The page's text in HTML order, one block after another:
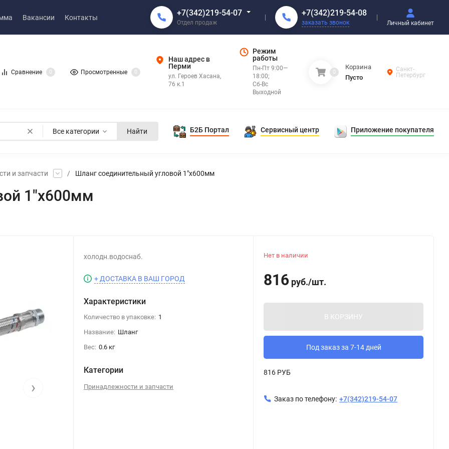
Вакансии Контакты +7(342)219-54-07
Отдел продаж
+7(342)219-54-08
заказать звонок Личный кабинет
Сравнение 0 Просмотренные 0
Наш адрес в
Перми
ул. Героев Хасана,
76 к.1
Режим
работы
Пн-Пт 9:00—
18:00;
Сб-Вс
Выходной
0
Корзина
Пусто
Санкт-
Петербург
Все категории Найти Б2Б Портал Сервисный центр Приложение покупателя
и запчасти / Шланг соединительный угловой 1"х600мм
1"х600мм
›
холодн.водоснаб.
+ ДОСТАВКА В ВАШ ГОРОД
Характеристики
Количество в упаковке: 1
Название: Шланг
Вес: 0.6 кг
Категории
Принадлежности и запчасти
Нет в наличии
816 руб./шт.
В КОРЗИНУ
Под заказ за 7-14 дней
816 РУБ
Заказ по телефону: +7(342)219-54-07